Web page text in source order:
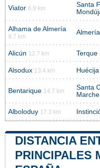
Viator 6.9 km
Santa
Alhama de Almería
9.7 km
Almería
Alicún 12.7 km Terque
Alsodux 13.4 km Huécija
Bentarique 14.7 km
Santa
Alboloduy 17.3 km
DISTANCIA
PRINCIPALES